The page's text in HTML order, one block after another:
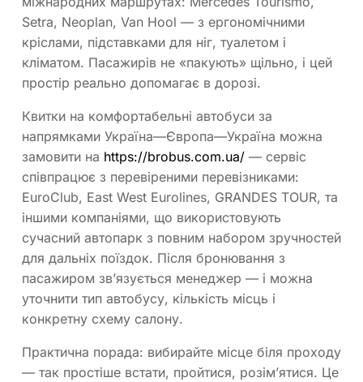
Setra, Neoplan, Van Hool — з ергономічними
кріслами, підставками для ніг, туалетом і
кліматом. Пасажирів не «пакують» щільно, і цей
простір реально допомагає в дорозі.
Квитки на комфортабельні автобуси за
напрямками Україна—Європа—Україна можна
замовити на https://brobus.com.ua/ — сервіс
співпрацює з перевіреними перевізниками:
EuroClub, East West Eurolines, GRANDES TOUR, та
іншими компаніями, що використовують
сучасний автопарк з повним набором зручностей
для дальніх поїздок. Після бронювання з
пасажиром зв’язується менеджер — і можна
уточнити тип автобусу, кількість місць і
конкретну схему салону.
Практична порада: вибирайте місце біля проходу
— так простіше встати, пройтися, розім’ятися. Це